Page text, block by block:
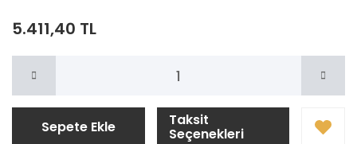
5.411,40 TL
Sepete Ekle Taksit
Seçenekleri